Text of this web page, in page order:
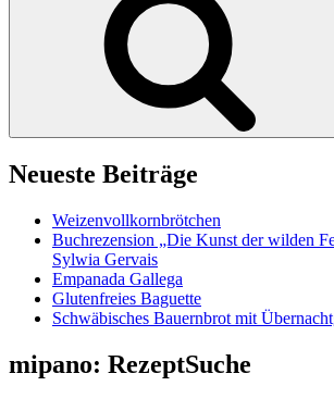
Neueste Beiträge
Weizenvollkornbrötchen
Buchrezension „Die Kunst der wilden
Sylwia Gervais
Empanada Gallega
Glutenfreies Baguette
Schwäbisches Bauernbrot mit
mipano: RezeptSuche